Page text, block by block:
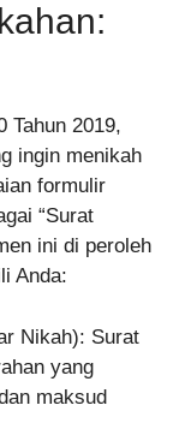
Tahun 2019,
ingin menikah
formulir
“Surat
ini di peroleh
Anda:
Nikah): Surat
yang
maksud